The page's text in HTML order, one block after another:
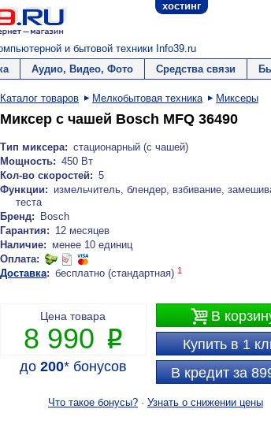
хостинг
и бытовой техники Info39.ru
Аудио, Видео, Фото Средства связи
Каталог товаров Мелкобытовая техника Миксеры
Миксер с чашей Bosch MFQ 36490
Тип миксера: стационарный (c чашей)
Мощность: 450 Вт
Кол-во скоростей: 5
Функции: измельчитель, блендер, взбивание,
теста
Бренд:
Bosch
Гарантия: 12 месяцев
Наличие: менее 10 единиц
Оплата:
Доставка: бесплатно (стандартная) 1
В
Купить в 1
В кредит за
Цена товара
8 990 P
до 200*бонусов
Что такое бонусы? · Узнать о снижении цены